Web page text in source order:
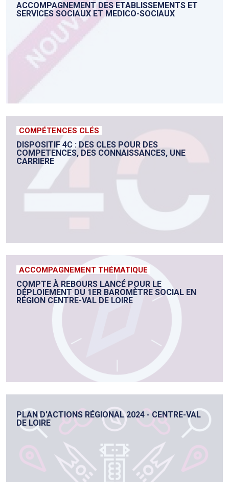
ACCOMPAGNEMENT DES ETABLISSEMENTS ET
SERVICES SOCIAUX ET MEDICO-SOCIAUX
COMPÉTENCES CLÉS
DISPOSITIF 4C : DES CLES POUR DES
COMPETENCES, DES CONNAISSANCES, UNE
CARRIERE
ACCOMPAGNEMENT THÉMATIQUE
COMPTE À REBOURS LANCÉ POUR LE
DÉPLOIEMENT DU 1ER BAROMÈTRE SOCIAL EN
RÉGION CENTRE-VAL DE LOIRE
PLAN D'ACTIONS RÉGIONAL 2024 - CENTRE-VAL
DE LOIRE